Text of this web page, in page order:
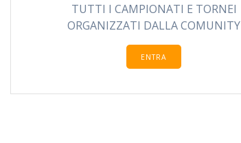
TUTTI I CAMPIONATI E TORNEI
ORGANIZZATI DALLA COMUNITY
ENTRA